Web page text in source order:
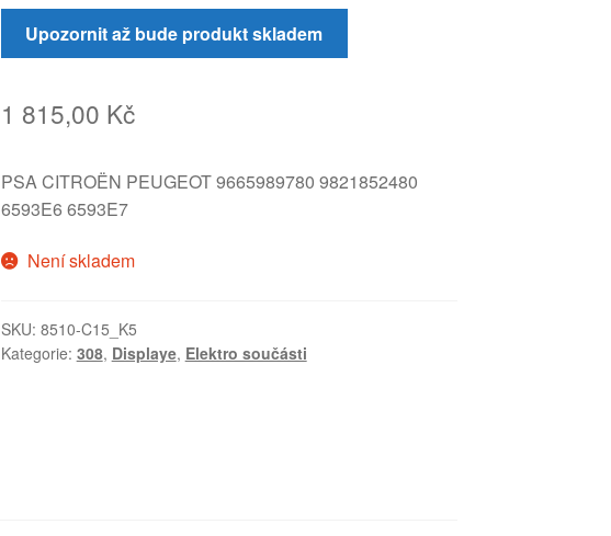
Upozornit až bude produkt skladem
1 815,00 Kč
PSA CITROËN PEUGEOT 9665989780 9821852480
6593E6 6593E7
Není skladem
SKU: 8510-C15_K5
Kategorie: 308, Displaye, Elektro součásti